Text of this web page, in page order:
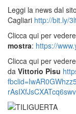
Leggi la news dal
Cagliari http://bit.ly/
Clicca qui per
mostra: https://
Clicca qui per
da Vittorio Pisu